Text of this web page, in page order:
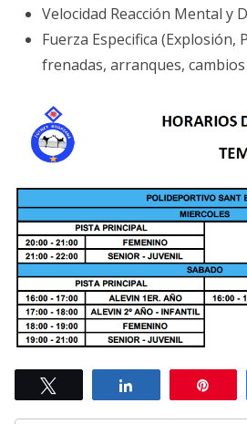
Velocidad Reacción Mental y
Fuerza Especifica (Explosión,
frenadas, arranques,
Compartir